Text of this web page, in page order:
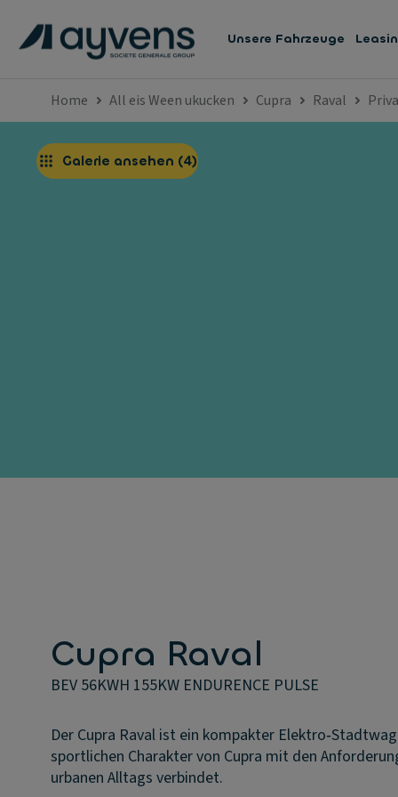
Unsere Fahrzeuge
Home All eis Ween ukucken Cupra Raval
Galerie ansehen (4)
Cupra Raval
BEV 56KWH 155KW ENDURENCE PULSE
Der Cupra Raval ist ein kompakter
sportlichen Charakter von Cupra mit den
urbanen Alltags verbindet.